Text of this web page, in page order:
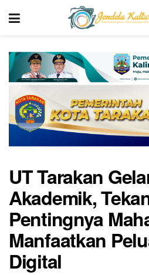
UT Tarakan
Akademik,
Pentingnya
Manfaatkan
Digital